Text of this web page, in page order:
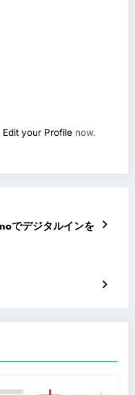
Edit your Profile now.
でデジタルインを